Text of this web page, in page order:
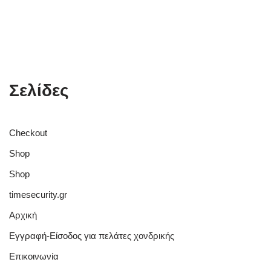
Σελίδες
Checkout
Shop
Shop
timesecurity.gr
Αρχική
Εγγραφή-Είσοδος για πελάτες χονδρικής
Επικοινωνία